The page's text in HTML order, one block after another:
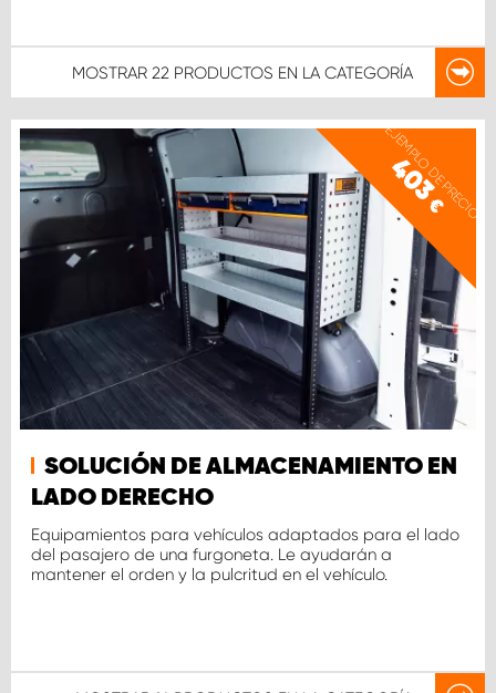
MOSTRAR 22 PRODUCTOS EN LA CATEGORÍA
EJEMPLO DE PRECIO
403
€
SOLUCIÓN DE ALMACENAMIENTO EN
LADO DERECHO
Equipamientos para vehículos adaptados para el lado
del pasajero de una furgoneta. Le ayudarán a
mantener el orden y la pulcritud en el vehículo.